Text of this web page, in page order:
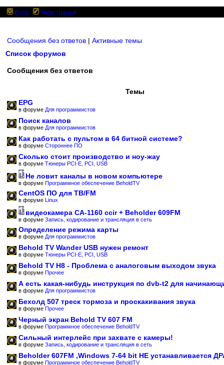
Вход Регистрация
Сообщения без ответов | Активные темы
Список форумов
Сообщения без ответов
Темы
EPG
в форуме Для программистов
Поиск каналов
в форуме Для программистов
Как работать с пультом в 64 битной системе?
в форуме Стороннее ПО
Сколько стоит производство и ноу-жау
в форуме Тюнеры PCI-E, PCI, USB
Не ловит каналы в новом компьютере
в форуме Программное обеспечение BeholdTV
CentOS ПО для ТВ/FM
в форуме Linux
видеокамера CA-1160 ccir + Beholder 609FM
в форуме Запись, кодирование и трансляция в сеть
Определение режима карты
в форуме Для программистов
Behold TV Wander USB нужен ремонт
в форуме Тюнеры PCI-E, PCI, USB
Behold TV H8 - Проблема с аналоговым выходом звука
в форуме Прочее
А есть какая-нибудь инструкция по dvb-t2 для
в форуме Для программистов
Бехолд 507 треск тормоза и проскакивания звука
в форуме Прочее
Черный экран Behold TV 607 FM
в форуме Программное обеспечение BeholdTV
Сильный интерлейс при захвате с камеры!
в форуме Запись, кодирование и трансляция в сеть
Beholder 607FM ,Windows 7-64 bit НЕ устанавливается
в форуме Программное обеспечение BeholdTV